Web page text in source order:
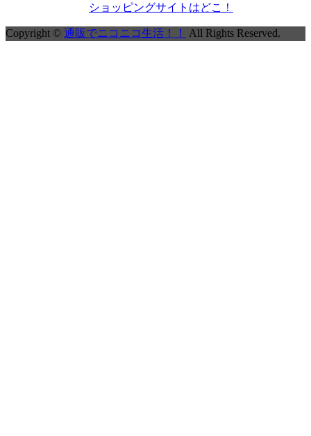
ショッピングサイトはどこ！
Copyright © 通販でニコニコ生活！！ All Rights Reserved.